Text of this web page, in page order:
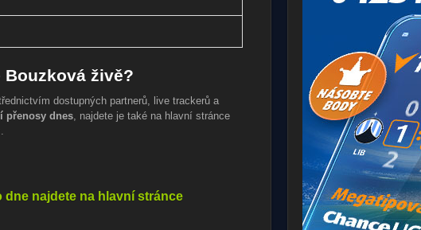
živě?
dostupných partnerů, live trackerů a
přenosy dnes, najdete je také na hlavní stránce
najdete na hlavní stránce